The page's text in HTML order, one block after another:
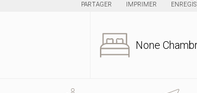
PARTAGER IMPRIMER
None